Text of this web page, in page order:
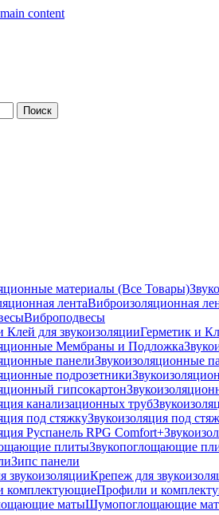
content
Поиск
Виброизоляционная
Виброподвесы
Герметик и
Звукоизоляционные
Звукоизоляция под
Звукопоглощающие
Зипс панели
Крепеж для
Профили и
Шумопоглощающие